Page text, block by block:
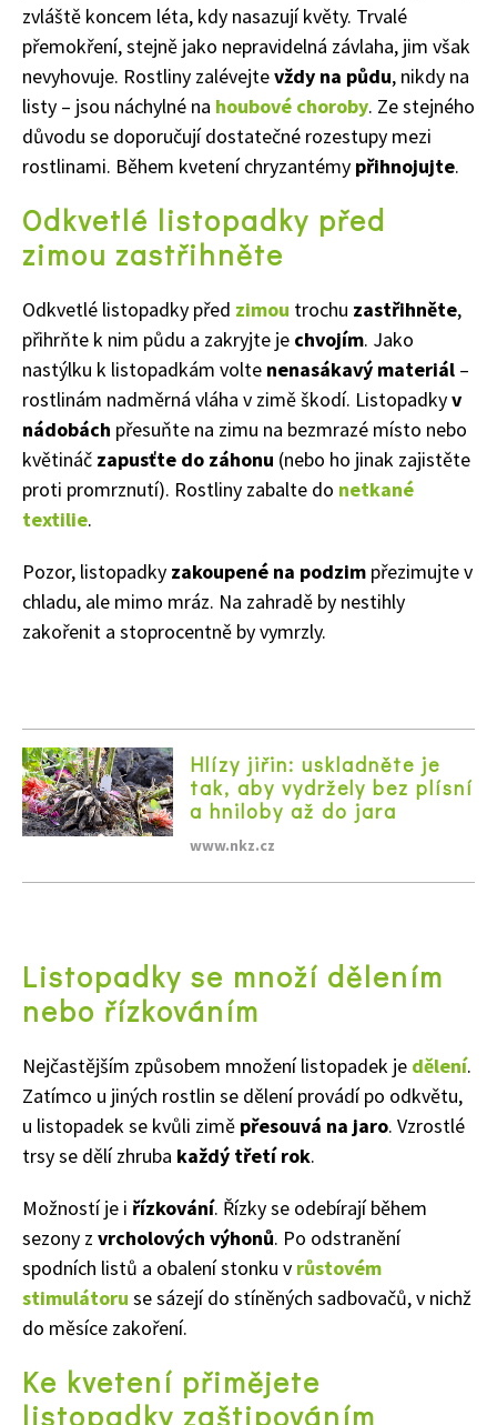
zvláště koncem léta, kdy nasazují květy. Trvalé
přemokření, stejně jako nepravidelná závlaha, jim však
nevyhovuje. Rostliny zalévejtevždy na půdu, nikdy na
listy – jsou náchylné na houbové choroby. Ze stejného
důvodu se doporučují dostatečné rozestupy mezi
rostlinami. Během kvetení chryzantémy přihnojujte.
Odkvetlé listopadky před
zimou zastřihněte
Odkvetlé listopadky před zimou trochu zastřihněte,
přihrňte k nim půdu a zakryjte je chvojím. Jako
nastýlku k listopadkám volte nenasákavý materiál –
rostlinám nadměrná vláha v zimě škodí. Listopadkyv
nádobách přesuňte na zimu na bezmrazé místo nebo
květináč zapusťte do záhonu (nebo ho jinak zajistěte
proti promrznutí). Rostliny zabalte do netkané
textilie.
Pozor, listopadky zakoupené na podzim přezimujte v
chladu, ale mimo mráz. Na zahradě by nestihly
zakořenit a stoprocentně by vymrzly.
Hlízy jiřin: uskladněte je
tak, aby vydržely bez plísní
a hniloby až do jara
www.nkz.cz
Listopadky se množí dělením
nebo řízkováním
Nejčastějším způsobem množení listopadek je dělení.
Zatímco u jiných rostlin se dělení provádí po odkvětu,
u listopadek se kvůli zimě přesouvá na jaro. Vzrostlé
trsy se dělí zhruba každý třetí rok.
Možností je i řízkování. Řízky se odebírají během
sezony z vrcholových výhonů. Po odstranění
spodních listů a obalení stonku v růstovém
stimulátoru se sázejí do stíněných sadbovačů, v nichž
do měsíce zakoření.
Ke kvetení přimějete
listopadky zaštipováním